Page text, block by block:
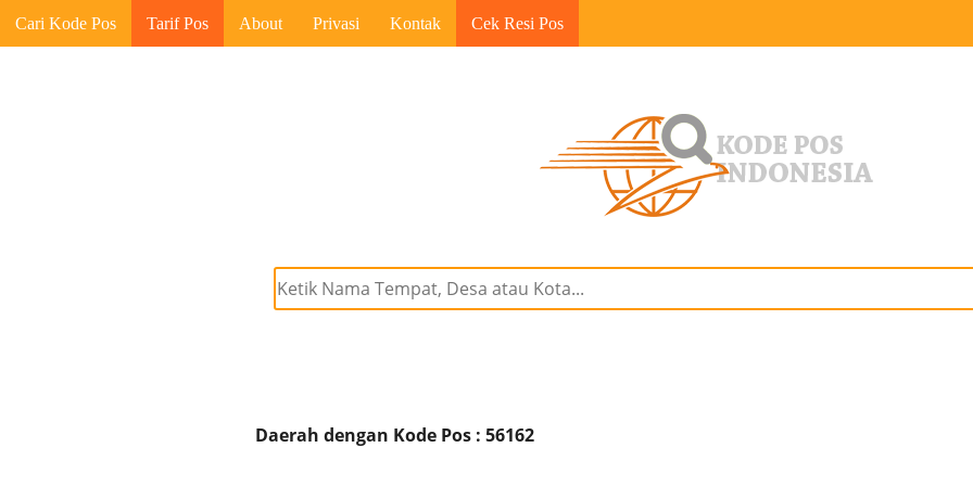
Cari Kode Pos Tarif Pos About Privasi Kontak Cek Resi Pos
Daerah dengan Kode Pos : 56162